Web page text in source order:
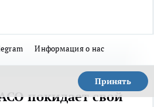
Информация о нас
Принять
покидает свой